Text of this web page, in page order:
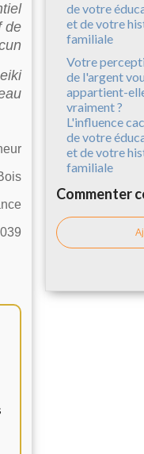
de
Votre
de l'argent
appartient-
vraiment ?
L'influence
de votre
et de votre
familiale
Commenter